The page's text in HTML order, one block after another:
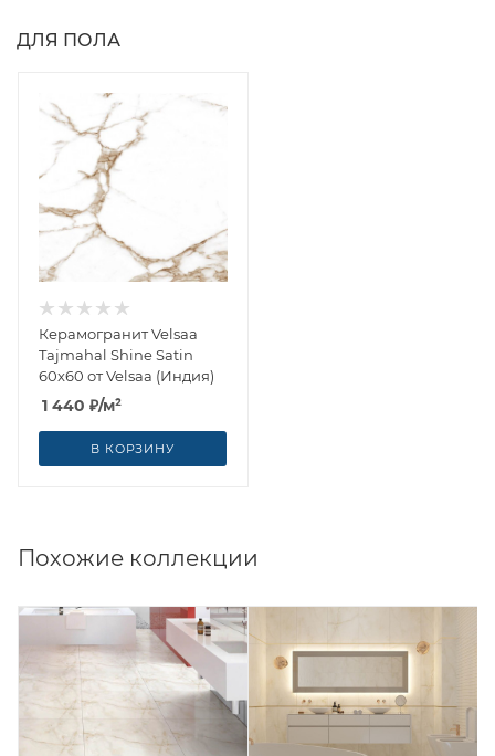
ДЛЯ ПОЛА
Керамогранит Velsaa
Tajmahal Shine Satin
60x60 от Velsaa (Индия)
1 440 ₽/м²
В КОРЗИНУ
Похожие коллекции